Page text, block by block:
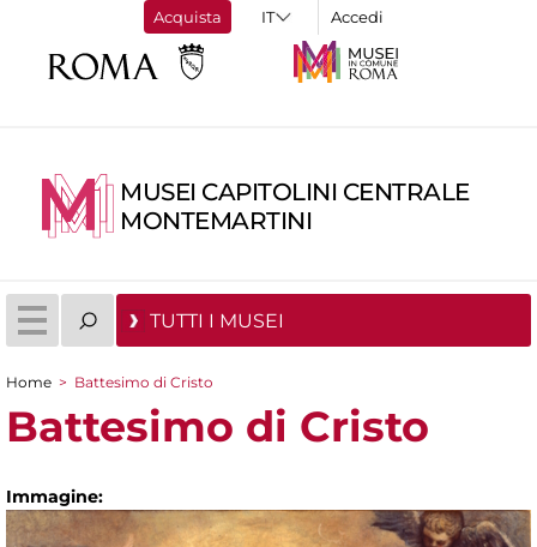
Acquista Accedi
MUSEI CAPITOLINI CENTRALE
MONTEMARTINI
TUTTI I MUSEI
Tu sei qui
Home > Battesimo di Cristo
Battesimo di Cristo
Immagine: